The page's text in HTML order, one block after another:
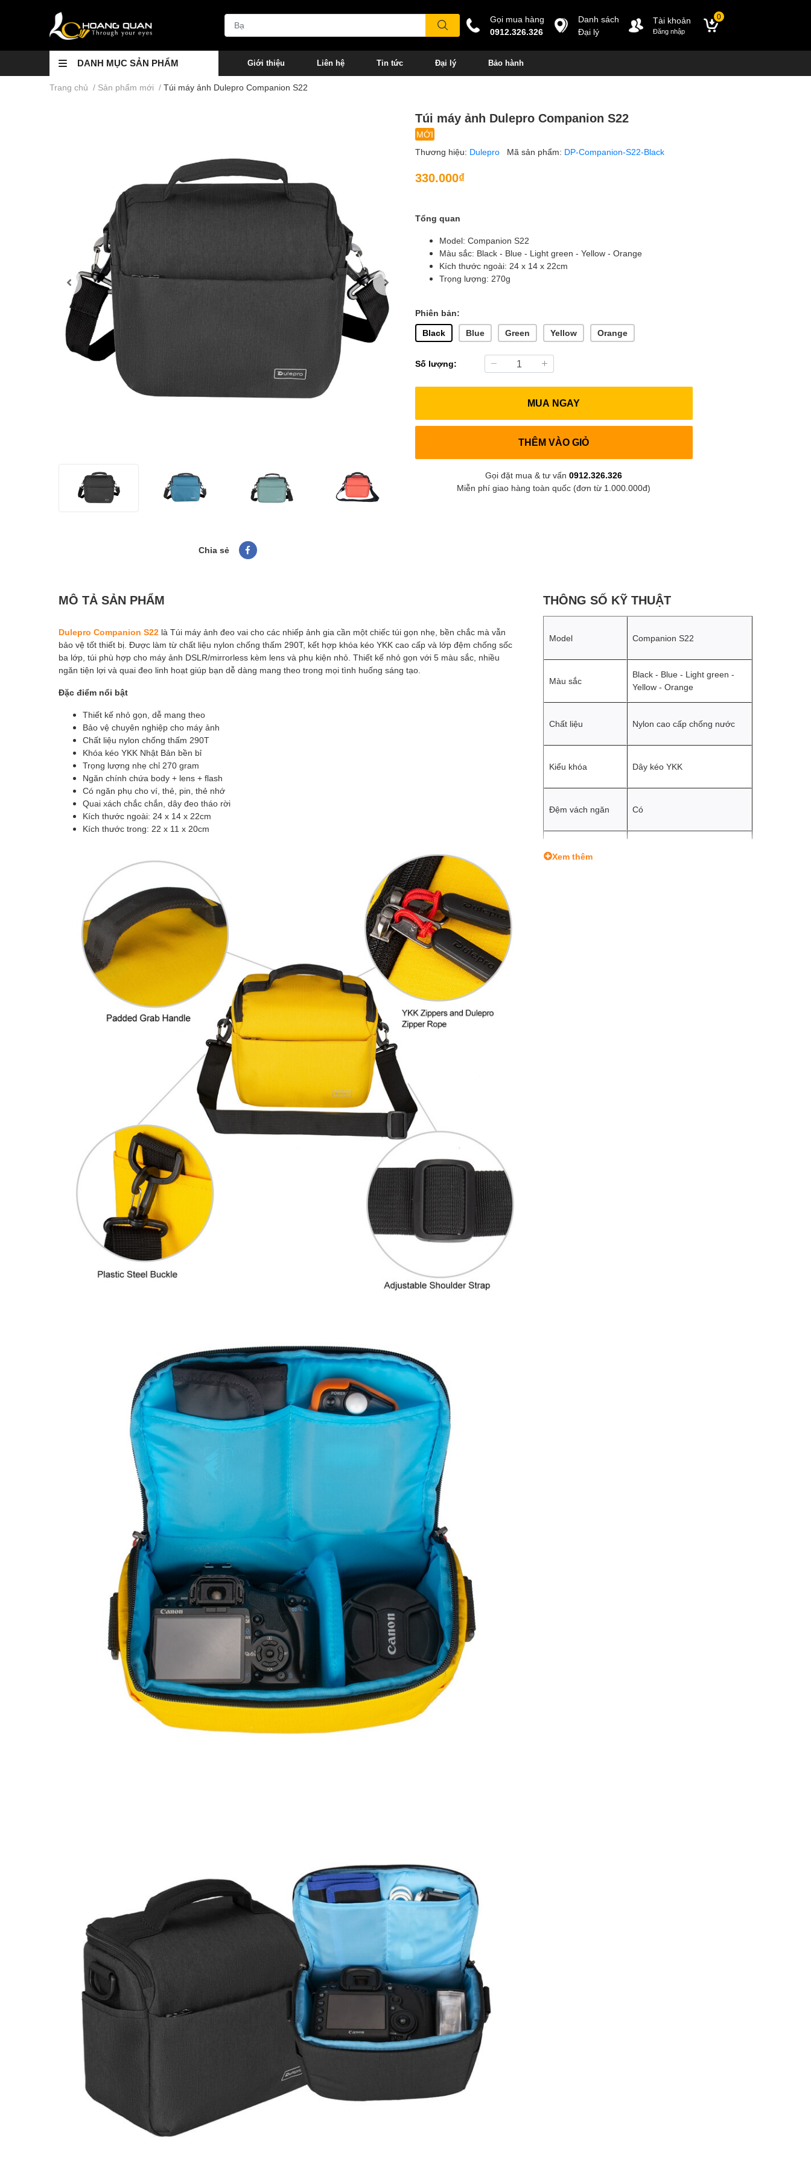
Gọi mua hàng
0912.326.326
Danh sách
Đại lý
Tài khoản
Đăng nhập
0
DANH MỤC SẢN PHẨM Giới thiệu Liên hệ Tin tức Đại lý Bảo hành
Trang chủ / Sản phẩm mới / Túi máy ảnh Dulepro Companion S22
Chia sẻ
Túi máy ảnh Dulepro Companion S22
MỚI
Thương hiệu: Dulepro Mã sản phẩm: DP-Companion-S22-Black
330.000₫
Tổng quan
Model: Companion S22
Màu sắc: Black - Blue - Light green - Yellow - Orange
Kích thước ngoài: 24 x 14 x 22cm
Trọng lượng: 270g
Phiên bản:
Black
Blue Green Yellow Orange
Số lượng:
MUA NGAY
THÊM VÀO GIỎ
Gọi đặt mua & tư vấn0912.326.326
Miễn phí giao hàng toàn quốc (đơn từ 1.000.000đ)
MÔ TẢ SẢN PHẨM
Dulepro Companion S22 là Túi máy ảnh đeo vai cho các nhiếp ảnh gia cần một chiếc túi gọn nhẹ, bền chắc mà vẫn
bảo vệ tốt thiết bị. Được làm từ chất liệu nylon chống thấm 290T, kết hợp khóa kéo YKK cao cấp và lớp đệm chống sốc
ba lớp, túi phù hợp cho máy ảnh DSLR/mirrorless kèm lens và phụ kiện nhỏ. Thiết kế nhỏ gọn với 5 màu sắc, nhiều
ngăn tiện lợi và quai đeo linh hoạt giúp bạn dễ dàng mang theo trong mọi tình huống sáng tạo.
Đặc điểm nổi bật
Thiết kế nhỏ gọn, dễ mang theo
Bảo vệ chuyên nghiệp cho máy ảnh
Chất liệu nylon chống thấm 290T
Khóa kéo YKK Nhật Bản bền bỉ
Trọng lượng nhẹ chỉ 270 gram
Ngăn chính chứa body + lens + flash
Có ngăn phụ cho ví, thẻ, pin, thẻ nhớ
Quai xách chắc chắn, dây đeo tháo rời
Kích thước ngoài: 24 x 14 x 22cm
Kích thước trong: 22 x 11 x 20cm
THÔNG SỐ KỸ THUẬT
Model Companion S22
Màu sắc
Black - Blue - Light green -
Yellow - Orange
Chất liệu Nylon cao cấp chống nước
Kiểu khóa Dây kéo YKK
Đệm vách ngăn Có
Kích thước ngoài
Xem thêm